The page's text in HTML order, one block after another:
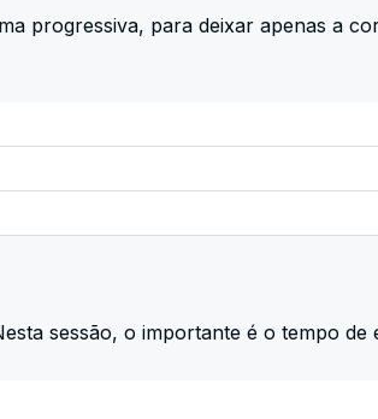
progressiva, para deixar apenas a
sessão, o importante é o tempo